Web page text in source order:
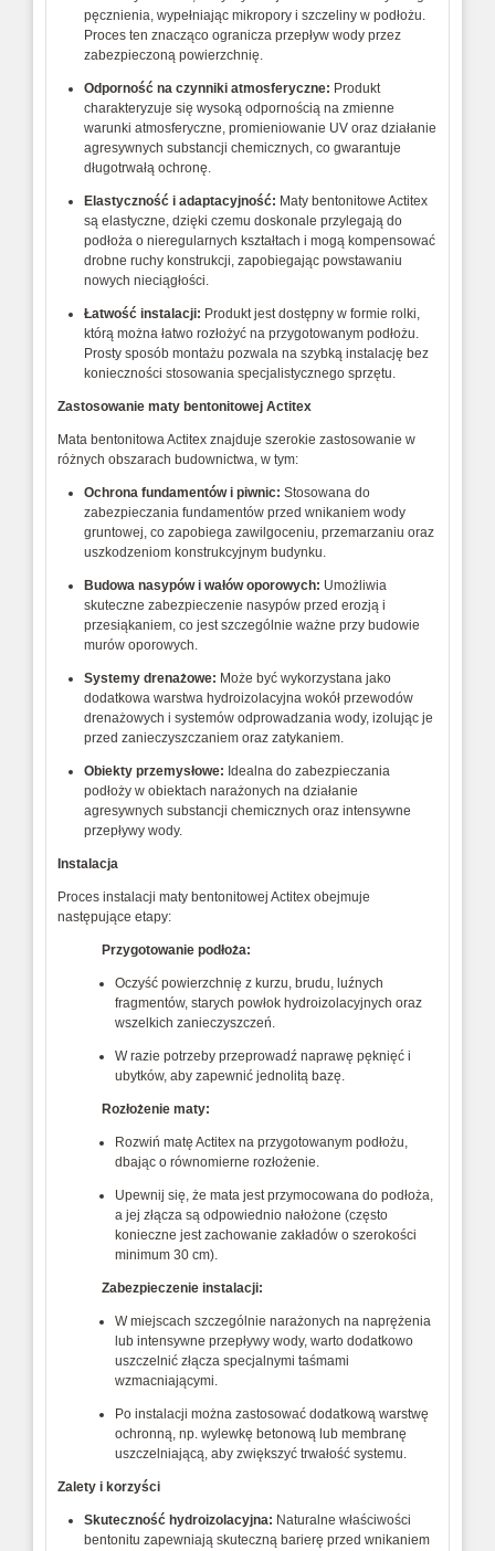
pęcznienia, wypełniając mikropory i szczeliny w podłożu.
Proces ten znacząco ogranicza przepływ wody przez
zabezpieczoną powierzchnię.
Odporność na czynniki atmosferyczne: Produkt
charakteryzuje się wysoką odpornością na zmienne
warunki atmosferyczne, promieniowanie UV oraz działanie
agresywnych substancji chemicznych, co gwarantuje
długotrwałą ochronę.
Elastyczność i adaptacyjność: Maty bentonitowe Actitex
są elastyczne, dzięki czemu doskonale przylegają do
podłoża o nieregularnych kształtach i mogą kompensować
drobne ruchy konstrukcji, zapobiegając powstawaniu
nowych nieciągłości.
Łatwość instalacji: Produkt jest dostępny w formie rolki,
którą można łatwo rozłożyć na przygotowanym podłożu.
Prosty sposób montażu pozwala na szybką instalację bez
konieczności stosowania specjalistycznego sprzętu.
Zastosowanie maty bentonitowej Actitex
Mata bentonitowa Actitex znajduje szerokie zastosowanie w
różnych obszarach budownictwa, w tym:
Ochrona fundamentów i piwnic: Stosowana do
zabezpieczania fundamentów przed wnikaniem wody
gruntowej, co zapobiega zawilgoceniu, przemarzaniu oraz
uszkodzeniom konstrukcyjnym budynku.
Budowa nasypów i wałów oporowych: Umożliwia
skuteczne zabezpieczenie nasypów przed erozją i
przesiąkaniem, co jest szczególnie ważne przy budowie
murów oporowych.
Systemy drenażowe: Może być wykorzystana jako
dodatkowa warstwa hydroizolacyjna wokół przewodów
drenażowych i systemów odprowadzania wody, izolując je
przed zanieczyszczaniem oraz zatykaniem.
Obiekty przemysłowe: Idealna do zabezpieczania
podłoży w obiektach narażonych na działanie
agresywnych substancji chemicznych oraz intensywne
przepływy wody.
Instalacja
Proces instalacji maty bentonitowej Actitex obejmuje
następujące etapy:
Przygotowanie podłoża:
Oczyść powierzchnię z kurzu, brudu, luźnych
fragmentów, starych powłok hydroizolacyjnych oraz
wszelkich zanieczyszczeń.
W razie potrzeby przeprowadź naprawę pęknięć i
ubytków, aby zapewnić jednolitą bazę.
Rozłożenie maty:
Rozwiń matę Actitex na przygotowanym podłożu,
dbając o równomierne rozłożenie.
Upewnij się, że mata jest przymocowana do podłoża,
a jej złącza są odpowiednio nałożone (często
konieczne jest zachowanie zakładów o szerokości
minimum 30 cm).
Zabezpieczenie instalacji:
W miejscach szczególnie narażonych na naprężenia
lub intensywne przepływy wody, warto dodatkowo
uszczelnić złącza specjalnymi taśmami
wzmacniającymi.
Po instalacji można zastosować dodatkową warstwę
ochronną, np. wylewkę betonową lub membranę
uszczelniającą, aby zwiększyć trwałość systemu.
Zalety i korzyści
Skuteczność hydroizolacyjna: Naturalne właściwości
bentonitu zapewniają skuteczną barierę przed wnikaniem